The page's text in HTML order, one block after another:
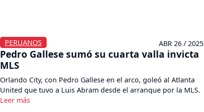
PERUANOS ABR 26 / 2025
Pedro Gallese sumó su cuarta valla invicta
MLS
Orlando City, con Pedro Gallese en el arco, goleó al Atlanta
United que tuvo a Luis Abram desde el arranque por la MLS.